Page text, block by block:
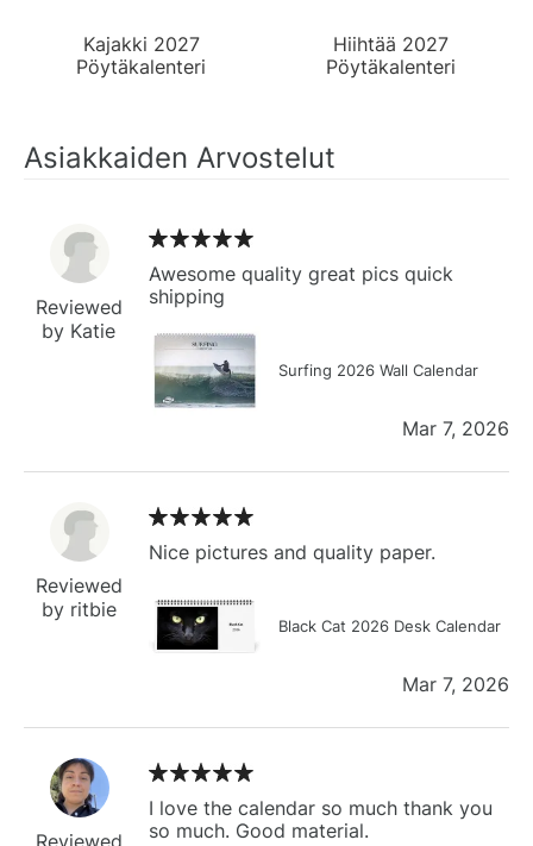
Kajakki 2027
Pöytäkalenteri
Hiihtää 2027
Pöytäkalenteri
Asiakkaiden Arvostelut
Reviewed
by Katie
Awesome quality great pics quick
shipping
Surfing 2026 Wall Calendar
Mar 7, 2026
Reviewed
by ritbie
Nice pictures and quality paper.
Black Cat 2026 Desk Calendar
Mar 7, 2026
Reviewed
I love the calendar so much thank you
so much. Good material.